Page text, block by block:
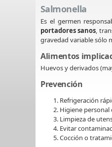
Salmonella
Es el germen
portadores sanos,
gravedad variable sólo
Alimentos
Huevos y derivados
Prevención
Refrigeración
Higiene
Limpieza de
Evitar
Cocción o